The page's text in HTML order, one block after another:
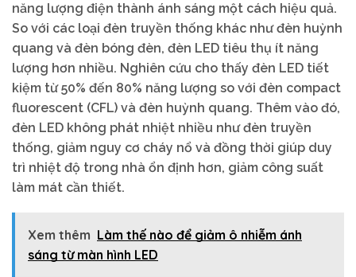
năng lượng điện thành ánh sáng một cách hiệu quả.
So với các loại đèn truyền thống khác như đèn huỳnh
quang và đèn bóng đèn, đèn LED tiêu thụ ít năng
lượng hơn nhiều. Nghiên cứu cho thấy đèn LED tiết
kiệm từ 50% đến 80% năng lượng so với đèn compact
fluorescent (CFL) và đèn huỳnh quang. Thêm vào đó,
đèn LED không phát nhiệt nhiều như đèn truyền
thống, giảm nguy cơ cháy nổ và đồng thời giúp duy
trì nhiệt độ trong nhà ổn định hơn, giảm công suất
làm mát cần thiết.
Xem thêm Làm thế nào để giảm ô nhiễm ánh
sáng từ màn hình LED